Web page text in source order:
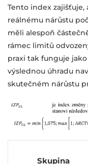
Tento index
reálnému nárůstu
měli alespoň
rámec limitů
praxi tak funguje
výslednou úhradu
skutečném nárůstu
Skupina